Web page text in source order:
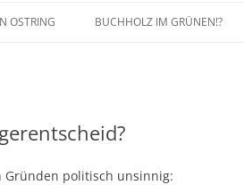
OSTRING BUCHHOLZ IM GRÜNEN!?
Gründen politisch unsinnig: